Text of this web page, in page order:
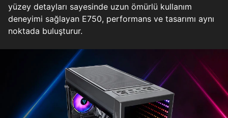
yüzey detayları sayesinde uzun ömürlü kullanım
deneyimi sağlayan E750, performans ve tasarımı aynı
noktada buluşturur.